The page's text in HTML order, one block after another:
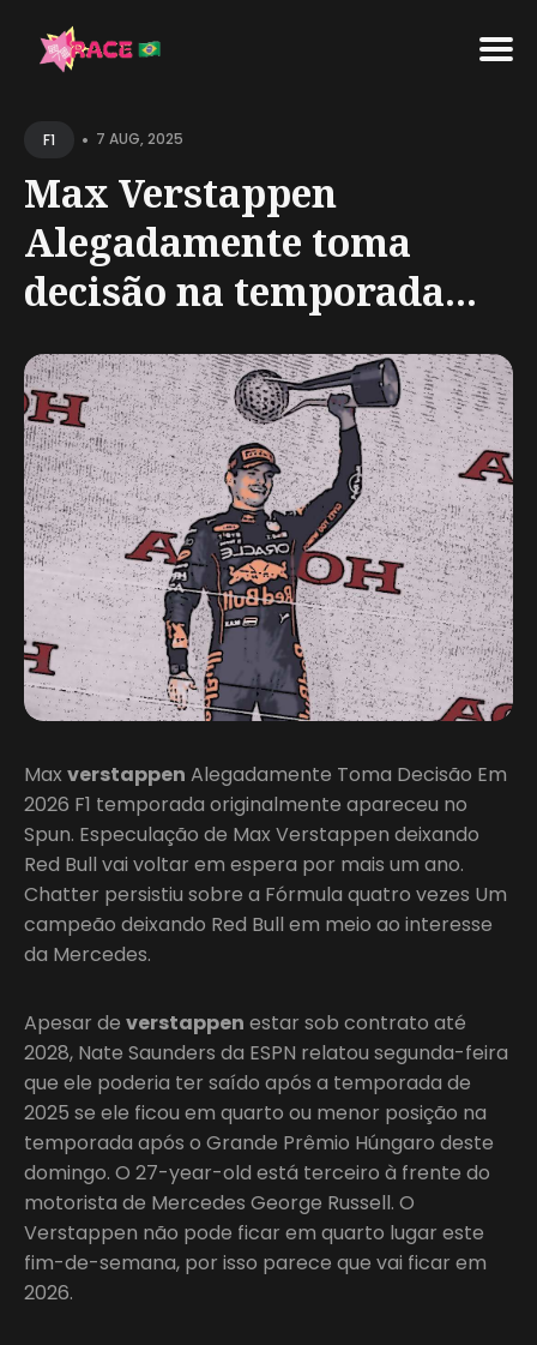
for
F1 • 7 AUG, 2025
Max Verstappen
Alegadamente toma
decisão na temporada...
Max verstappen Alegadamente Toma Decisão Em
2026 F1 temporada originalmente apareceu no
Spun. Especulação de Max Verstappen deixando
Red Bull vai voltar em espera por mais um ano.
Chatter persistiu sobre a Fórmula quatro vezes Um
campeão deixando Red Bull em meio ao interesse
da Mercedes.
Apesar de verstappen estar sob contrato até
2028, Nate Saunders da ESPN relatou segunda-feira
que ele poderia ter saído após a temporada de
2025 se ele ficou em quarto ou menor posição na
temporada após o Grande Prêmio Húngaro deste
domingo. O 27-year-old está terceiro à frente do
motorista de Mercedes George Russell. O
Verstappen não pode ficar em quarto lugar este
fim-de-semana, por isso parece que vai ficar em
2026.